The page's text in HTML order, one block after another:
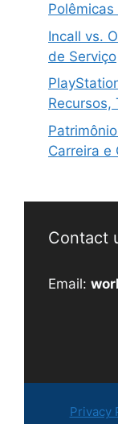
Incall vs.
de Serviço
Recursos,
Carreira e
Contact
Email:
Privacy